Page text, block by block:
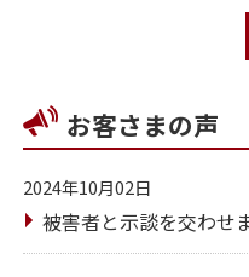
お客さまの声
2024年10月02日
被害者と示談を交わせ